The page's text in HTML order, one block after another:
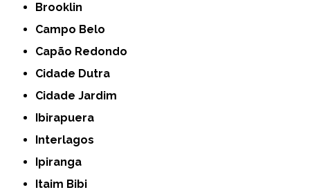
Brooklin
Campo Belo
Capão Redondo
Cidade Dutra
Cidade Jardim
Ibirapuera
Interlagos
Ipiranga
Itaim Bibi